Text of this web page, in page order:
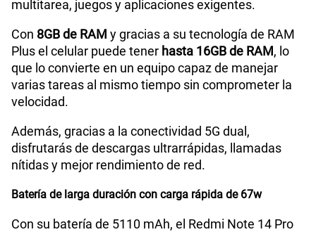
multitarea, juegos y aplicaciones exigentes.
Con 8GB de RAM y gracias a su tecnología de RAM
Plus el celular puede tener hasta 16GB de RAM, lo
que lo convierte en un equipo capaz de manejar
varias tareas al mismo tiempo sin comprometer la
velocidad.
Además, gracias a la conectividad 5G dual,
disfrutarás de descargas ultrarrápidas, llamadas
nítidas y mejor rendimiento de red.
Batería de larga duración con carga rápida de 67w
Con su batería de 5110 mAh, el Redmi Note 14 Pro